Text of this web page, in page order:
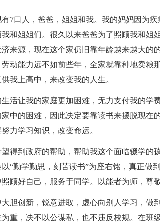
口人，爸爸，姐姐和我。我的妈妈因为疾
我和姐姐们。很久以来爸爸为了照顾我和姐
来源，现在这个家仍旧靠年龄越来越大的
动能力远不如前些年，全家就靠种地卖粮
我上高中，来改变我的人生。
让我的家庭更加困难，无力支付我的学
中的困难，因此决定要靠读书来摆脱现在
力学习知识，改变命运。
到政府的帮助，帮助我这个面临辍学的
“勤学勤思，刻苦读书”为座右铭，真正做
顾好自己，服务于同学。以能者为师，尊
创新，锐意进取，虚心向别人学习，做
重，决不以公谋私，也不违反校规。在班